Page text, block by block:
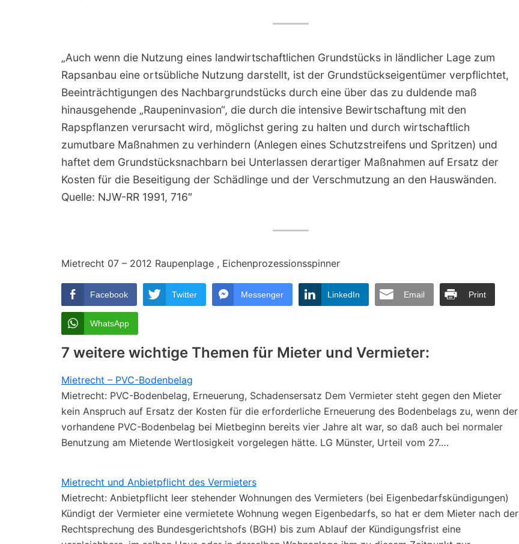
„Auch wenn die Nutzung eines landwirtschaftlichen Grundstücks in ländlicher Lage zum
Rapsanbau eine ortsübliche Nutzung darstellt, ist der Grundstückseigentümer verpflichtet,
Beeinträchtigungen des Nachbargrundstücks durch eine über das zu duldende maß
hinausgehende „Raupeninvasion“, die durch die intensive Bewirtschaftung mit den
Rapspflanzen verursacht wird, möglichst gering zu halten und durch wirtschaftlich
zumutbare Maßnahmen zu verhindern (Anlegen eines Schutzstreifens und Spritzen) und
haftet dem Grundstücksnachbarn bei Unterlassen derartiger Maßnahmen auf Ersatz der
Kosten für die Beseitigung der Schädlinge und der Verschmutzung an den Hauswänden.
Quelle: NJW-RR 1991, 716″
Mietrecht 07 – 2012 Raupenplage , Eichenprozessionsspinner
Facebook Twitter Messenger LinkedIn Email Print
WhatsApp
7 weitere wichtige Themen für Mieter und Vermieter:
Mietrecht – PVC-Bodenbelag
Mietrecht: PVC-Bodenbelag, Erneuerung, Schadensersatz Dem Vermieter steht gegen den Mieter
kein Anspruch auf Ersatz der Kosten für die erforderliche Erneuerung des Bodenbelags zu, wenn der
vorhandene PVC-Bodenbelag bei Mietbeginn bereits vier Jahre alt war, so daß auch bei normaler
Benutzung am Mietende Wertlosigkeit vorgelegen hätte. LG Münster, Urteil vom 27.…
Mietrecht und Anbietpflicht des Vermieters
Mietrecht: Anbietpflicht leer stehender Wohnungen des Vermieters (bei Eigenbedarfskündigungen)
Kündigt der Vermieter eine vermietete Wohnung wegen Eigenbedarfs, so hat er dem Mieter nach der
Rechtsprechung des Bundesgerichtshofs (BGH) bis zum Ablauf der Kündigungsfrist eine